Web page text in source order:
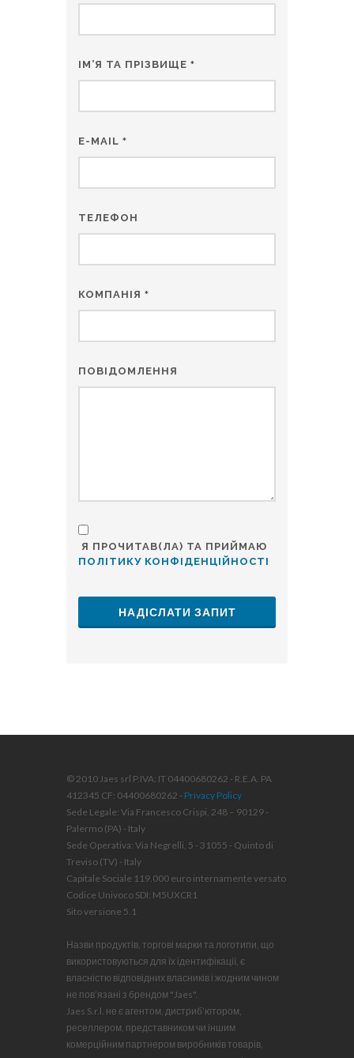
ІМ’Я ТА ПРІЗВИЩЕ *
E-MAIL *
ТЕЛЕФОН
КОМПАНІЯ *
ПОВІДОМЛЕННЯ
Я ПРОЧИТАВ(ЛА) ТА ПРИЙМАЮ
ПОЛІТИКУ КОНФІДЕНЦІЙНОСТІ
НАДІСЛАТИ ЗАПИТ
© 2010 Jaes srl P.IVA: IT 04400680262 - R.E.A. PA
412345 CF: 04400680262 - Privacy Policy
Sede Legale: Via Francesco Crispi, 248 – 90129 -
Palermo (PA) - Italy
Sede Operativa: Via Negrelli, 5 - 31055 - Quinto di
Treviso (TV) - Italy
Capitale Sociale 119.000 euro internamente versato
Codice Univoco SDI: M5UXCR1
Sito versione 5.1
Назви продуктів, торгові марки та логотипи, що
використовуються для їх ідентифікації, є
власністю відповідних власників і жодним чином
не пов’язані з брендом "Jaes".
Jaes S.r.l. не є агентом, дистриб’ютором,
реселлером, представником чи іншим
комерційним партнером виробників товарів,